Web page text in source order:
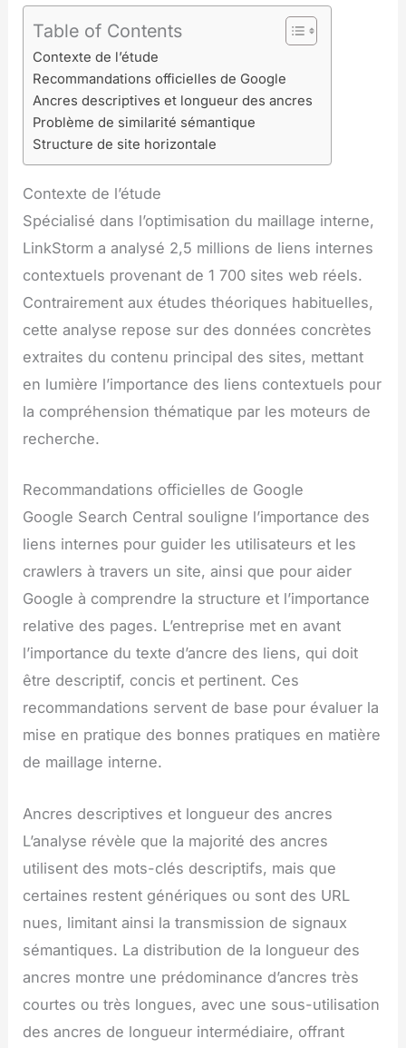
Table of Contents
Contexte de l’étude
Recommandations officielles de Google
Ancres descriptives et longueur des ancres
Problème de similarité sémantique
Structure de site horizontale
Contexte de l’étude
Spécialisé dans l’optimisation du maillage interne,
LinkStorm a analysé 2,5 millions de liens internes
contextuels provenant de 1 700 sites web réels.
Contrairement aux études théoriques habituelles,
cette analyse repose sur des données concrètes
extraites du contenu principal des sites, mettant
en lumière l’importance des liens contextuels pour
la compréhension thématique par les moteurs de
recherche.
Recommandations officielles de Google
Google Search Central souligne l’importance des
liens internes pour guider les utilisateurs et les
crawlers à travers un site, ainsi que pour aider
Google à comprendre la structure et l’importance
relative des pages. L’entreprise met en avant
l’importance du texte d’ancre des liens, qui doit
être descriptif, concis et pertinent. Ces
recommandations servent de base pour évaluer la
mise en pratique des bonnes pratiques en matière
de maillage interne.
Ancres descriptives et longueur des ancres
L’analyse révèle que la majorité des ancres
utilisent des mots-clés descriptifs, mais que
certaines restent génériques ou sont des URL
nues, limitant ainsi la transmission de signaux
sémantiques. La distribution de la longueur des
ancres montre une prédominance d’ancres très
courtes ou très longues, avec une sous-utilisation
des ancres de longueur intermédiaire, offrant